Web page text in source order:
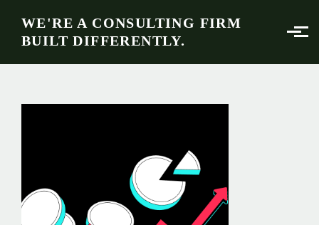
WE'RE A CONSULTING FIRM
BUILT DIFFERENTLY.